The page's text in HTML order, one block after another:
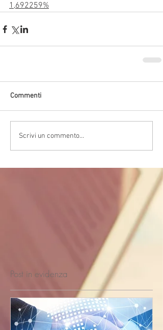
1,692259%
Commenti
Scrivi un commento...
Post in evidenza